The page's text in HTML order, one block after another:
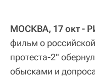
МОСКВА, 17 окт -
фильм о
протеста-2"
обысками и